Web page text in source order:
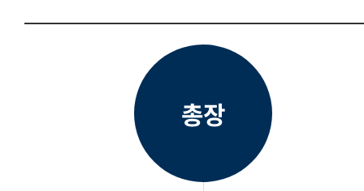
총장